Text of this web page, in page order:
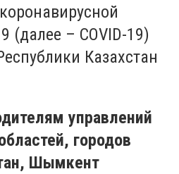
(далее – COVID-19)
Казахстан
управлений
городов
Шымкент